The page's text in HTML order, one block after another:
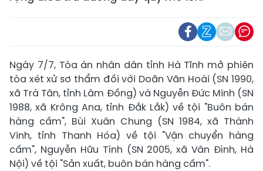
Ngày 7/7, Tòa án nhân dân tỉnh Hà Tĩnh mở phiên
tòa xét xử sơ thẩm đối với Doãn Văn Hoài (SN 1990,
xã Trà Tân, tỉnh Lâm Đồng) và Nguyễn Đức Minh (SN
1988, xã Krông Ana, tỉnh Đắk Lắk) về tội "Buôn bán
hàng cấm", Bùi Xuân Chung (SN 1984, xã Thành
Vinh, tỉnh Thanh Hóa) về tội "Vận chuyển hàng
cấm", Nguyễn Hữu Tính (SN 2005, xã Vân Đình, Hà
Nội) về tội "Sản xuất, buôn bán hàng cấm".